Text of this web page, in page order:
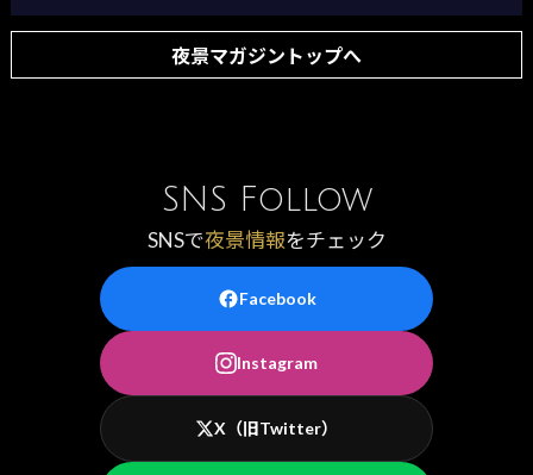
夜景マガジントップへ
SNS Follow
SNSで夜景情報をチェック
Facebook
Instagram
X（旧Twitter）